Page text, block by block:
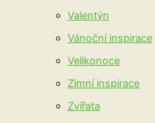
Valentýn
Vánoční inspirace
Velikonoce
Zimní inspirace
Zvířata